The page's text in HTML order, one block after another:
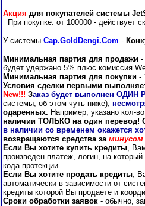
Акция для покупателей системы
При покупке: от 100000 - действует
У системы Cap.GoldDengi.Com -
Минимальная партия для продажи -
будет удержано 5% плюс комиссия
Минимальная партия для покупки -
Условия сделки первыми
New!!! Заказ будет выполнен ОДИН
системы, об этом чуть ниже),
одаренных. Например, указано кол-
наличии ТОЛЬКО на один
в наличии со временем окажется
возвращаются средства за минусом
Если Вы хотите купить кредиты,
произведен платеж, логин, на
кода протекции.
Если Вы хотите продать кредиты,
автоматически в зависимости от
кредиты которой Вы продаете и
Сроки обработки заявок - обычно,